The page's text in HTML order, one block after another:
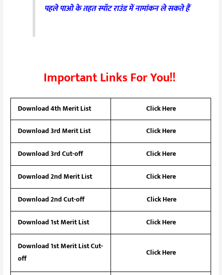
पहले पाओ के तहत स्पॉट राउंड में नामांकन ले सकते हैं
Important Links For You!!
Download 4th Merit List Click Here
Download 3rd Merit List Click Here
Download 3rd Cut-off Click Here
Download 2nd Merit List Click Here
Download 2nd Cut-off Click Here
Download 1st Merit List Click Here
Download 1st Merit List Cut-
off
Click Here